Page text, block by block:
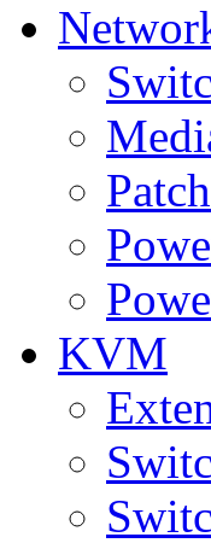
KVM